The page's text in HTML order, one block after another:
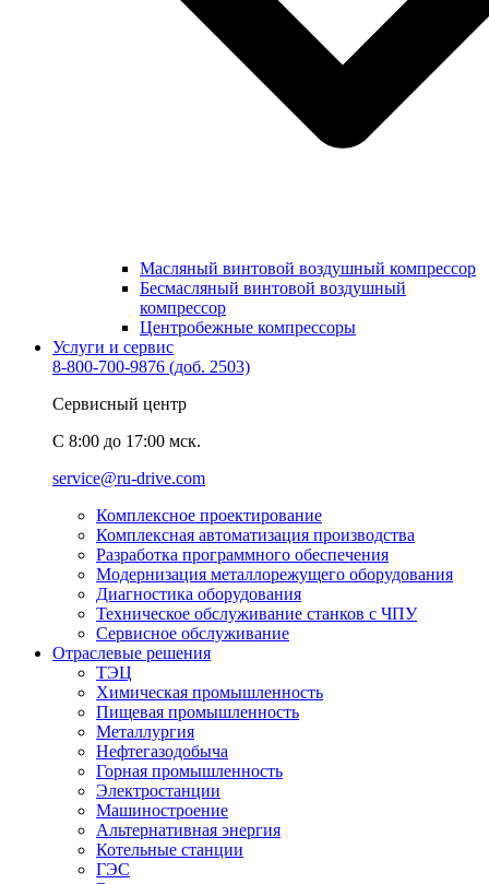
Масляный винтовой воздушный компрессор
Бесмасляный винтовой воздушный
компрессор
Центробежные компрессоры
Услуги и сервис
8-800-700-9876 (доб. 2503)
Сервисный центр
C 8:00 до 17:00 мск.
service@ru-drive.com
Комплексное проектирование
Комплексная автоматизация производства
Разработка программного обеспечения
Модернизация металлорежущего оборудования
Диагностика оборудования
Техническое обслуживание станков с ЧПУ
Сервисное обслуживание
Отраслевые решения
ТЭЦ
Химическая промышленность
Пищевая промышленность
Металлургия
Нефтегазодобыча
Горная промышленность
Электростанции
Машиностроение
Альтернативная энергия
Котельные станции
ГЭС